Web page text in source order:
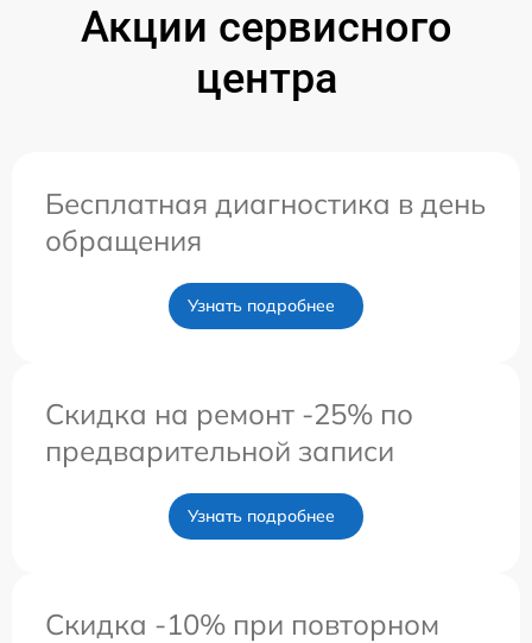
Акции сервисного
центра
Бесплатная диагностика в день
обращения
Узнать подробнее
Скидка на ремонт -25% по
предварительной записи
Узнать подробнее
Скидка -10% при повторном